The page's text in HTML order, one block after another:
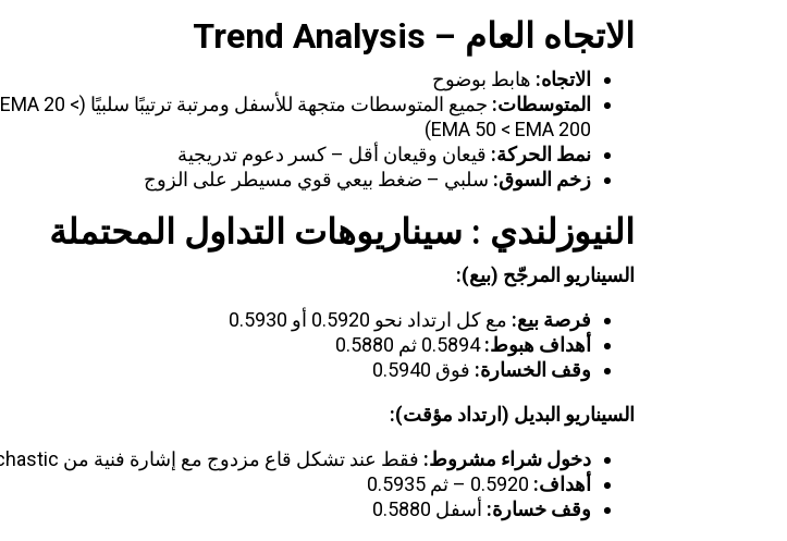
الاتجاه العام – Trend Analysis
الاتجاه: هابط بوضوح
المتوسطات: جميع المتوسطات متجهة للأسفل
ومرتبة ترتيبًا سلبيًا (EMA 20 <
EMA 50 < EMA 200)
نمط الحركة: قيعان وقيعان أقل – كسر دعوم تدريجية
زخم السوق: سلبي – ضغط بيعي قوي مسيطر على الزوج
النيوزلندي : سيناريوهات التداول المحتملة
السيناريو المرجّح (بيع):
فرصة بيع: مع كل ارتداد نحو 0.5920 أو 0.5930
أهداف هبوط:0.5894 ثم 0.5880
وقف الخسارة: فوق 0.5940
السيناريو البديل (ارتداد مؤقت):
دخول شراء مشروط: فقط عند تشكل قاع مزدوج مع إشارة فنية من Stochastic
أهداف:
وقف خسارة: أسفل 0.5880